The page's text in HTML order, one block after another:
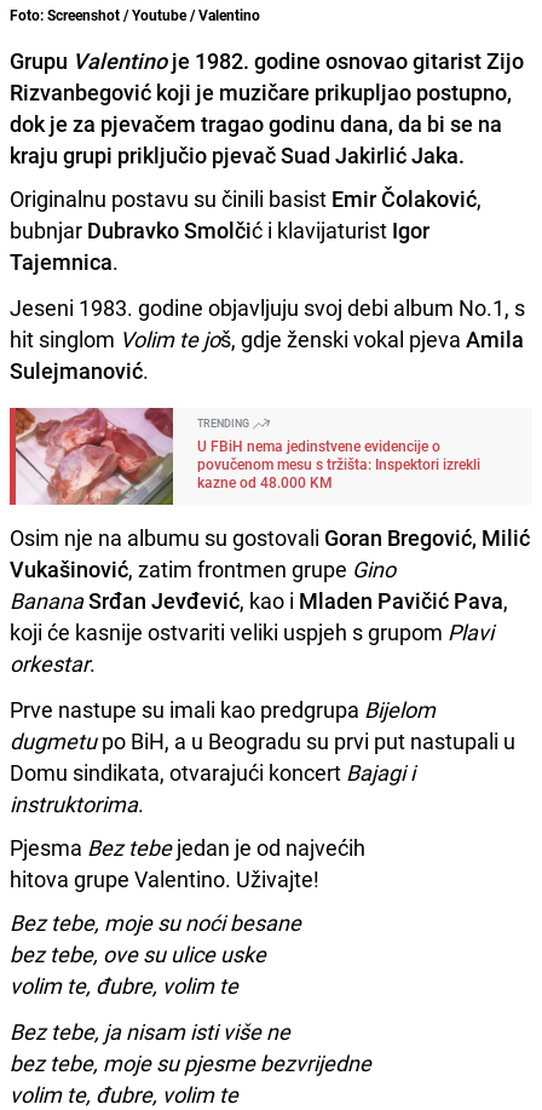
Foto: Screenshot / Youtube / Valentino
Grupu Valentinoje 1982. godine osnovao gitarist Zijo
Rizvanbegović koji je muzičare prikupljao postupno,
dok je za pjevačem tragao godinu dana, da bi se na
kraju grupi priključio pjevač Suad Jakirlić Jaka.
Originalnu postavu su činili basist Emir Čolaković,
bubnjar Dubravko Smolčić i klavijaturist Igor
Tajemnica.
Jeseni 1983. godine objavljuju svoj debi album No.1, s
hit singlom Volim te još, gdje ženski vokal pjeva Amila
Sulejmanović.
TRENDING
U FBiH nema jedinstvene evidencije o
povučenom mesu s tržišta: Inspektori izrekli
kazne od 48.000 KM
Osim nje na albumu su gostovali Goran Bregović, Milić
Vukašinović, zatim frontmen grupe Gino
BananaSrđan Jevđević, kao i Mladen Pavičić Pava,
koji će kasnije ostvariti veliki uspjeh s grupom Plavi
orkestar.
Prve nastupe su imali kao predgrupa Bijelom
dugmetupo BiH, a u Beogradu su prvi put nastupali u
Domu sindikata, otvarajući koncert Bajagi i
instruktorima.
Pjesma Bez tebejedan je od najvećih
hitova grupe Valentino. Uživajte!
Bez tebe, moje su noći besane
bez tebe, ove su ulice uske
volim te, đubre, volim te
Bez tebe, ja nisam isti više ne
bez tebe, moje su pjesme bezvrijedne
volim te, đubre, volim te